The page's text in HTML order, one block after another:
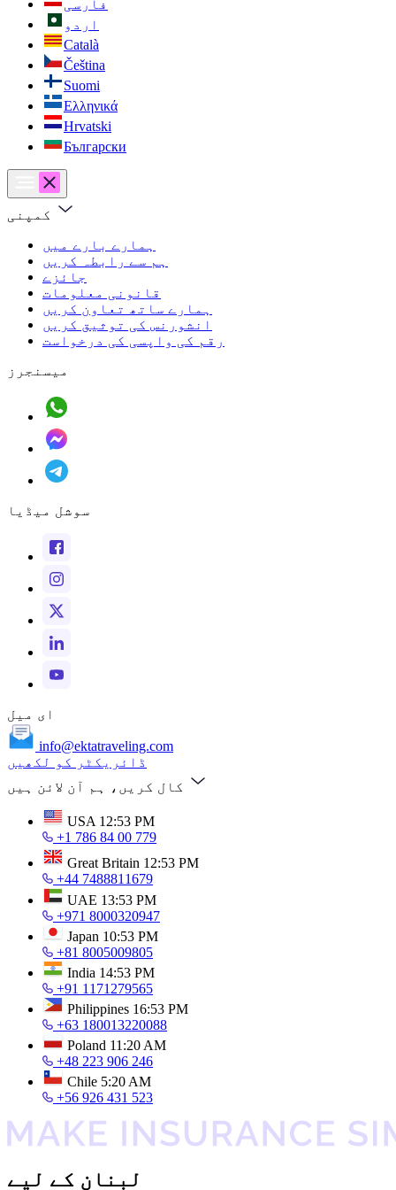
فارسی
اردو
Català
Čeština
Suomi
Ελληνικά
Hrvatski
Български
کمپنی
ہمارے بارے میں
ہم سے رابطہ کریں
جائزے
قانونی معلومات
ہمارے ساتھ تعاون کریں
انشورنس کی توثیق کریں
رقم کی واپسی کی درخواست
میسنجرز
سوشل میڈیا
ای میل
info@ektatraveling.com
ڈائریکٹر کو لکھیں
کال کریں، ہم آن لائن ہیں
USA 12:53 PM
+1 786 84 00 779
Great Britain 12:53 PM
+44 7488811679
UAE 13:53 PM
+971 8000320947
Japan 10:53 PM
+81 8005009805
India 14:53 PM
+91 1171279565
Philippines 16:53 PM
+63 180013220088
Poland 11:20 AM
+48 223 906 246
Chile 5:20 AM
+56 926 431 523
لبنان کے لیے